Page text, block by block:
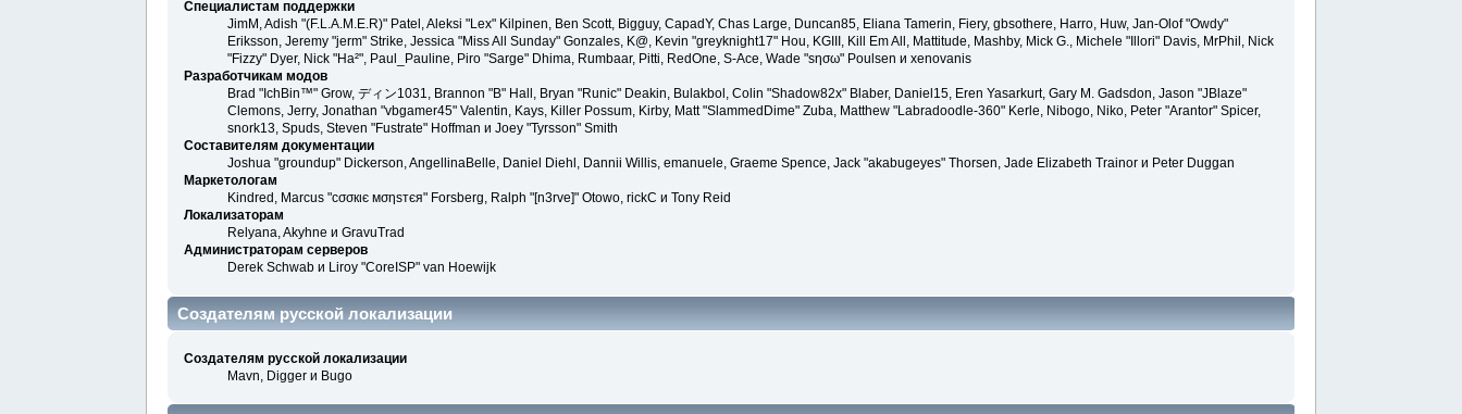
Специалистам поддержки
JimM, Adish "(F.L.A.M.E.R)" Patel, Aleksi "Lex" Kilpinen, Ben Scott, Bigguy, CapadY, Chas Large, Duncan85, Eliana Tamerin, Fiery, gbsothere, Harro, Huw, Jan-Olof "Owdy"
Eriksson, Jeremy "jerm" Strike, Jessica "Miss All Sunday" Gonzales, K@, Kevin "greyknight17" Hou, KGIII, Kill Em All, Mattitude, Mashby, Mick G., Michele "Illori" Davis, MrPhil, Nick
"Fizzy" Dyer, Nick "Ha²", Paul_Pauline, Piro "Sarge" Dhima, Rumbaar, Pitti, RedOne, S-Ace, Wade "sησω" Poulsen и xenovanis
Разработчикам модов
Brad "IchBin™" Grow, ディン1031, Brannon "B" Hall, Bryan "Runic" Deakin, Bulakbol, Colin "Shadow82x" Blaber, Daniel15, Eren Yasarkurt, Gary M. Gadsdon, Jason "JBlaze"
Clemons, Jerry, Jonathan "vbgamer45" Valentin, Kays, Killer Possum, Kirby, Matt "SlammedDime" Zuba, Matthew "Labradoodle-360" Kerle, Nibogo, Niko, Peter "Arantor" Spicer,
snork13, Spuds, Steven "Fustrate" Hoffman и Joey "Tyrsson" Smith
Составителям документации
Joshua "groundup" Dickerson, AngellinaBelle, Daniel Diehl, Dannii Willis, emanuele, Graeme Spence, Jack "akabugeyes" Thorsen, Jade Elizabeth Trainor и Peter Duggan
Маркетологам
Kindred, Marcus "cσσкιє мσηѕтєя" Forsberg, Ralph "[n3rve]" Otowo, rickC и Tony Reid
Локализаторам
Relyana, Akyhne и GravuTrad
Администраторам серверов
Derek Schwab и Liroy "CoreISP" van Hoewijk
Создателям русской локализации
Создателям русской локализации
Mavn, Digger и Bugo